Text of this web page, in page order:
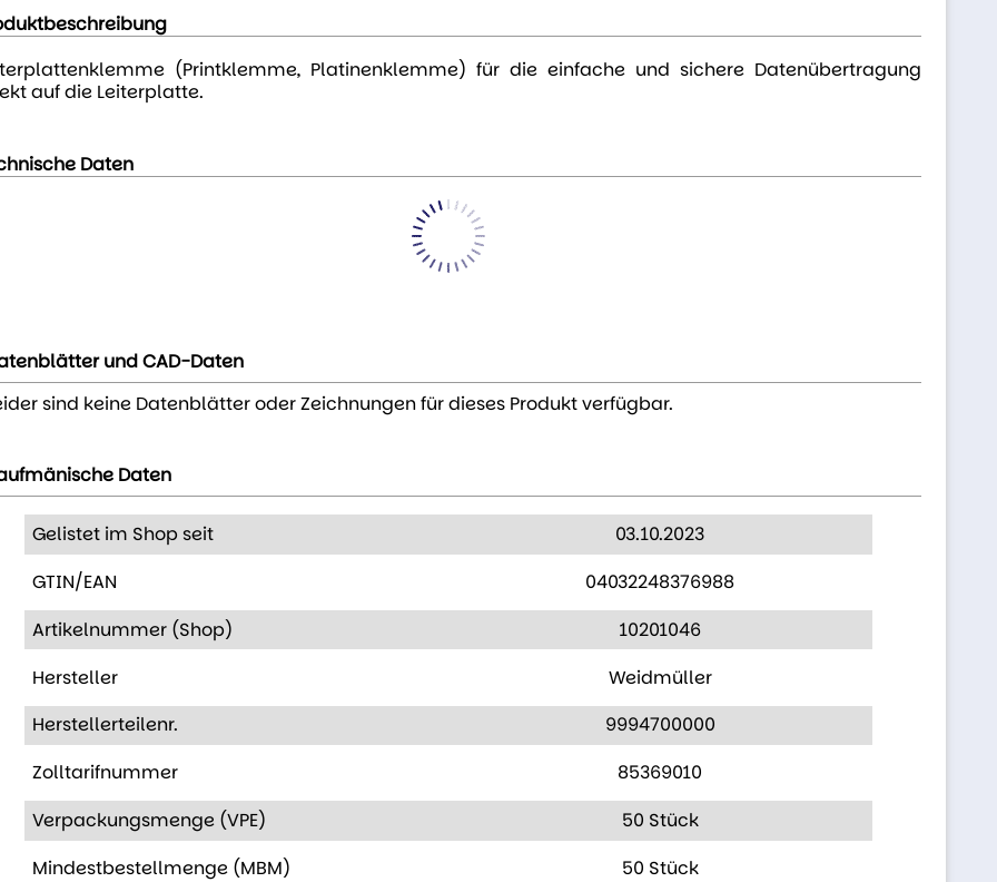
(Printklemme, Platinenklemme) für die einfache und sichere Datenübertragung
auf die Leiterplatte.
Daten
und CAD-Daten
sind keine Datenblätter oder Zeichnungen für dieses Produkt verfügbar.
Daten
Gelistet im Shop seit
03.10.2023
GTIN/EAN
04032248376988
Artikelnummer (Shop)
10201046
Hersteller
Weidmüller
Herstellerteilenr.
9994700000
Zolltarifnummer
85369010
Verpackungsmenge (VPE)
50 Stück
Mindestbestellmenge (MBM)
50 Stück